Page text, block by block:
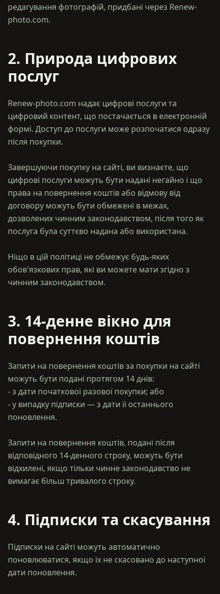
редагування фотографій, придбані через Renew-
2. Природа цифрових
послуг
Renew-photo.com надає цифрові послуги та
цифровий контент, що постачається в електронній
формі. Доступ до послуги може розпочатися одразу
після покупки.
Завершуючи покупку на сайті, ви визнаєте, що
цифрові послуги можуть бути надані негайно і що
права на повернення коштів або відмову від
договору можуть бути обмежені в межах,
дозволених чинним законодавством, після того як
послуга була суттєво надана або використана.
Ніщо в цій політиці не обмежує будь-яких
обов'язкових прав, які ви можете мати згідно з
3. 14-денне вікно для
повернення коштів
Запити на повернення коштів за покупки на сайті
можуть бути подані протягом 14 днів:
- з дати початкової разової покупки; або
- у випадку підписки — з дати її останнього
поновлення.
Запити на повернення коштів, подані після
відповідного 14-денного строку, можуть бути
відхилені, якщо тільки чинне законодавство не
4. Підписки та скасування
Підписки на сайті можуть автоматично
поновлюватися, якщо їх не скасовано до наступної
дати поновлення.